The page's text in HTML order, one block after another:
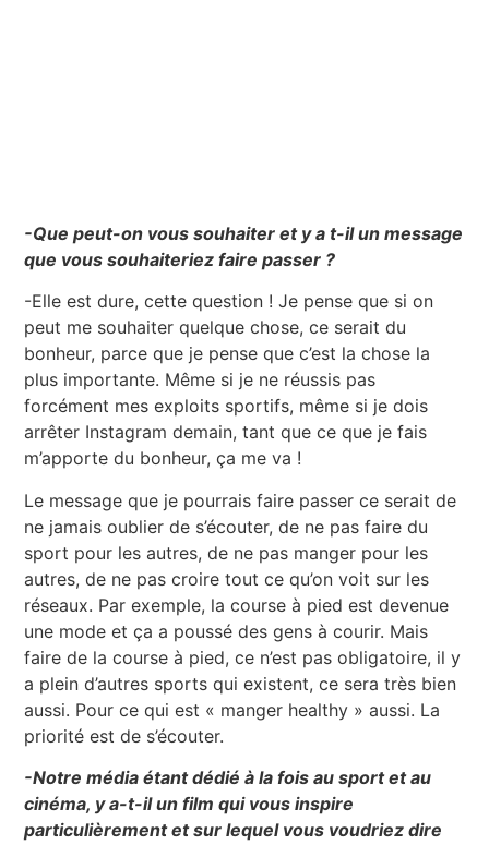
-Que peut-on vous souhaiter et y a t-il un message
que vous souhaiteriez faire passer ?
-Elle est dure, cette question ! Je pense que si on
peut me souhaiter quelque chose, ce serait du
bonheur, parce que je pense que c’est la chose la
plus importante. Même si je ne réussis pas
forcément mes exploits sportifs, même si je dois
arrêter Instagram demain, tant que ce que je fais
m’apporte du bonheur, ça me va !
Le message que je pourrais faire passer ce serait de
ne jamais oublier de s’écouter, de ne pas faire du
sport pour les autres, de ne pas manger pour les
autres, de ne pas croire tout ce qu’on voit sur les
réseaux. Par exemple, la course à pied est devenue
une mode et ça a poussé des gens à courir. Mais
faire de la course à pied, ce n’est pas obligatoire, il y
a plein d’autres sports qui existent, ce sera très bien
aussi. Pour ce qui est « manger healthy » aussi. La
priorité est de s’écouter.
-Notre média étant dédié à la fois au sport et au
cinéma, y a-t-il un film qui vous inspire
particulièrement et sur lequel vous voudriez dire